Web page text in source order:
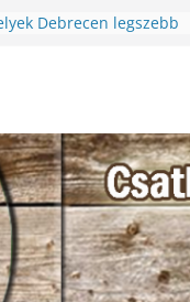
Debrecen legszebb
óvoda! Különleges
a természet
Debrecen legszebb
– Ültess,
legszebb
– videóval